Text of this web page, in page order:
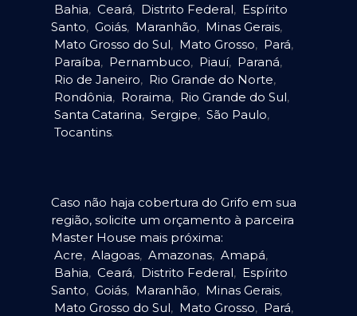
Bahia, Ceará, Distrito Federal, Espírito
Santo, Goiás, Maranhão, Minas Gerais,
Mato Grosso do Sul, Mato Grosso, Pará,
Paraíba, Pernambuco, Piauí, Paraná,
Rio de Janeiro, Rio Grande do Norte,
Rondônia, Roraima, Rio Grande do Sul,
Santa Catarina, Sergipe, São Paulo,
Tocantins.
Caso não haja cobertura do Grifo em sua
região, solicite um orçamento à parceira
Master House mais próxima:
Acre, Alagoas, Amazonas, Amapá,
Bahia, Ceará, Distrito Federal, Espírito
Santo, Goiás, Maranhão, Minas Gerais,
Mato Grosso do Sul, Mato Grosso, Pará,